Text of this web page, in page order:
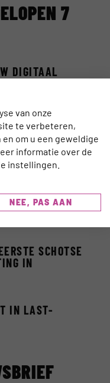
7
DIGITAAL
DAT REIZIGERS
EN
SCHOTSE
IN
IN LAST-
van onze
te verbeteren,
om u een geweldige
informatie over de
instellingen.
NEE, PAS AAN